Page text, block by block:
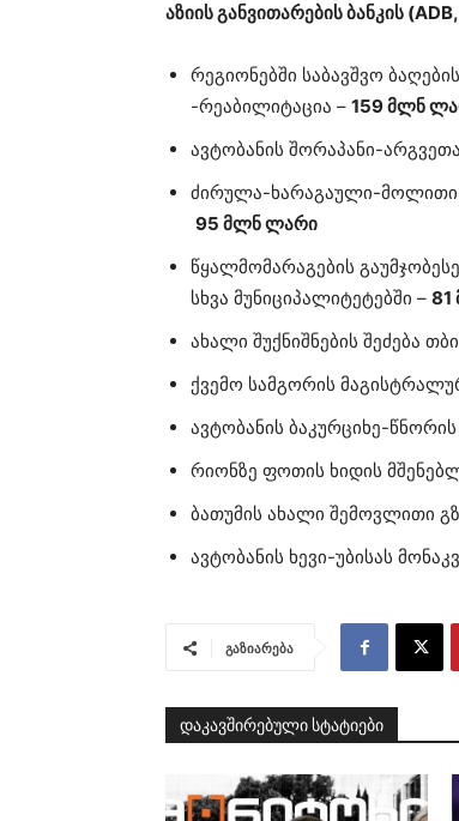
აზიის განვითარების ბანკის
რეგიონებში საბავშვო
-რეაბილიტაცია – 159 მლნ
ავტობანის შორაპანი-
ძირულა-ხარაგაული-
95 მლნ ლარი
წყალმომარაგების
სხვა მუნიციპალიტეტებში –
ახალი შუქნიშნების შეძება
ქვემო სამგორის
ავტობანის ბაკურციხე-
რიონზე ფოთის ხიდის
ბათუმის ახალი შემოვლითი
ავტობანის ხევი-უბისას
გაზიარება
დაკავშირებული სტატიები